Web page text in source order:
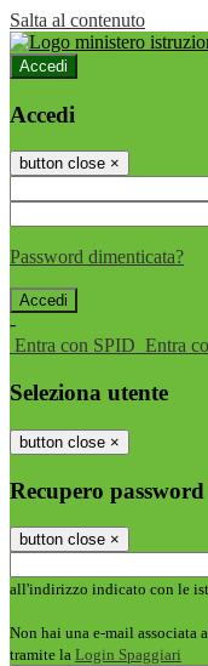
Salta al contenuto
Accedi
Accedi
button close ×
Password dimenticata?
-
Entra con SPID Entra
Seleziona utente
button close ×
Recupero password
button close ×
all'indirizzo indicato con le
Non hai una e-mail associata
tramite la Login Spaggiari